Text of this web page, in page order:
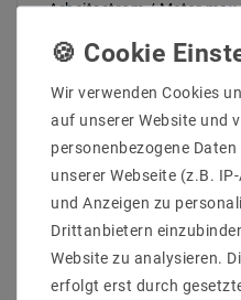
Arbeitsstrom / Meter max
Leistung (W) pro Meter
Breite in mm : 8
Hohe in mm : 2
Lichtausbeute bis : 125
Enegrieklasse (2017/
Schutzklasse : 20
teilbar : 50-52mm
Nennlebensdauer bis zu
dimmbar : dimmbar über
Farbe der Platine : Weiß
Wir verwenden Cookies
auf unserer Website und
personenbezogene
unserer Webseite (z.B.
und Anzeigen zu
Drittanbietern
Website zu analysieren.
erfolgt erst durch